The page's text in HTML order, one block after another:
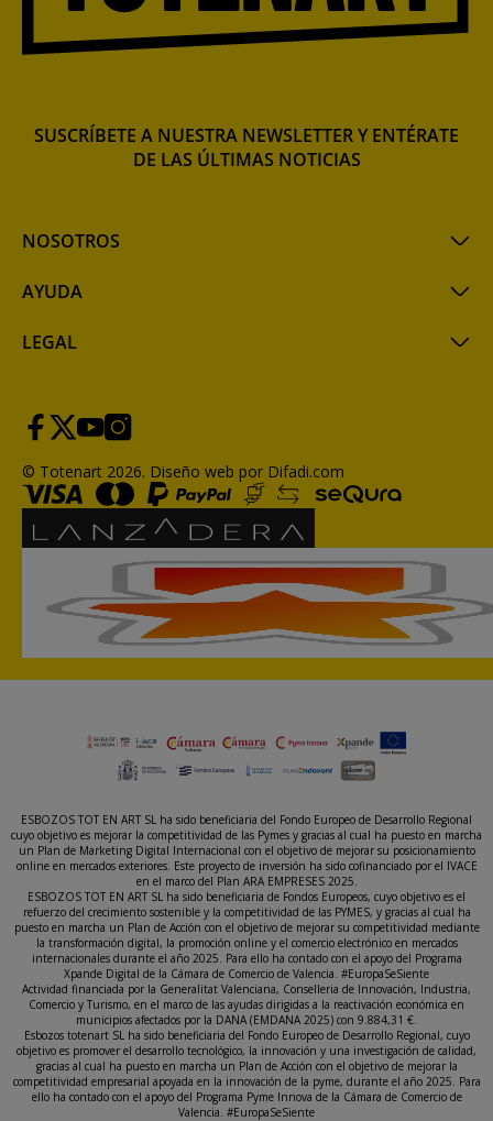
NOSOTROS
AYUDA
LEGAL
SUSCRÍBETE A NUESTRA NEWSLETTER Y ENTÉRATE
DE LAS ÚLTIMAS NOTICIAS
© Totenart 2026. Diseño web por Difadi.com
ESBOZOS TOT EN ART SL ha sido beneficiaria del Fondo Europeo de Desarrollo Regional
cuyo objetivo es mejorar la competitividad de las Pymes y gracias al cual ha puesto en marcha
un Plan de Marketing Digital Internacional con el objetivo de mejorar su posicionamiento
online en mercados exteriores. Este proyecto de inversión ha sido cofinanciado por el IVACE
en el marco del Plan ARA EMPRESES 2025.
ESBOZOS TOT EN ART SL ha sido beneficiaria de Fondos Europeos, cuyo objetivo es el
refuerzo del crecimiento sostenible y la competitividad de las PYMES, y gracias al cual ha
puesto en marcha un Plan de Acción con el objetivo de mejorar su competitividad mediante
la transformación digital, la promoción online y el comercio electrónico en mercados
internacionales durante el año 2025. Para ello ha contado con el apoyo del Programa
Xpande Digital de la Cámara de Comercio de Valencia. #EuropaSeSiente
Actividad financiada por la Generalitat Valenciana, Conselleria de Innovación, Industria,
Comercio y Turismo, en el marco de las ayudas dirigidas a la reactivación económica en
municipios afectados por la DANA (EMDANA 2025) con 9.884,31 €.
Esbozos totenart SL ha sido beneficiaria del Fondo Europeo de Desarrollo Regional, cuyo
objetivo es promover el desarrollo tecnológico, la innovación y una investigación de calidad,
gracias al cual ha puesto en marcha un Plan de Acción con el objetivo de mejorar la
competitividad empresarial apoyada en la innovación de la pyme, durante el año 2025. Para
ello ha contado con el apoyo del Programa Pyme Innova de la Cámara de Comercio de
Valencia. #EuropaSeSiente